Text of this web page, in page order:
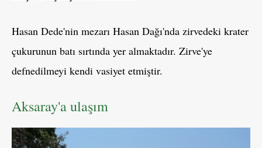
Hasan Dede'nin mezarı Hasan Dağı'nda zirvedeki krater
çukurunun batı sırtında yer almaktadır. Zirve'ye
defnedilmeyi kendi vasiyet etmiştir.
Aksaray'a ulaşım